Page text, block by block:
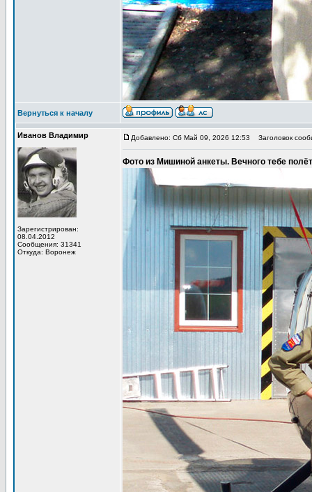
Вернуться к началу
Иванов Владимир
Зарегистрирован:
08.04.2012
Сообщения: 31341
Откуда: Воронеж
Добавлено: Сб Май 09, 2026 12:53 Заголовок
Фото из Мишиной анкеты. Вечного тебе